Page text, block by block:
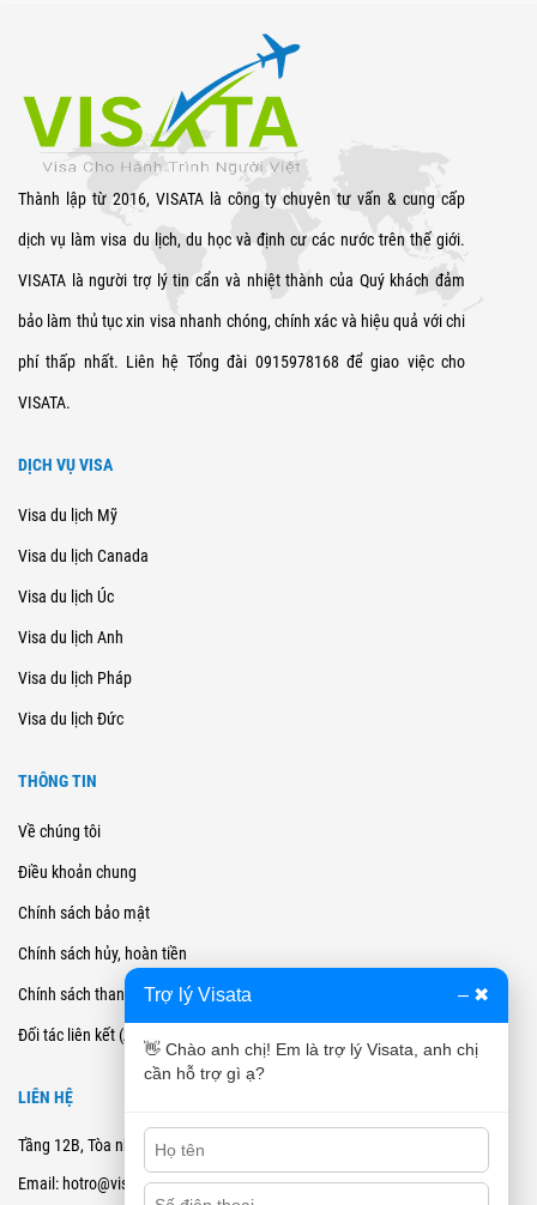
Thành lập từ 2016, VISATA là công ty chuyên tư vấn & cung cấp
dịch vụ làm visa du lịch, du học và định cư các nước trên thế giới.
VISATA là người trợ lý tin cẩn và nhiệt thành của Quý khách đảm
bảo làm thủ tục xin visa nhanh chóng, chính xác và hiệu quả với chi
phí thấp nhất. Liên hệ Tổng đài 0915978168 để giao việc cho
VISATA.
DỊCH VỤ VISA
Visa du lịch Mỹ
Visa du lịch Canada
Visa du lịch Úc
Visa du lịch Anh
Visa du lịch Pháp
Visa du lịch Đức
THÔNG TIN
Về chúng tôi
Điều khoản chung
Chính sách bảo mật
Chính sách hủy, hoàn tiền
Chính sách thanh toán
Đối tác liên kết (Affiliate)
LIÊN HỆ
Tầng 12B, Tòa nhà Cienco4 - 180 Nguyễn Thị Minh Khai, Quận 3, TPHCM
Email: hotro@visata.vn
Trợ lý Visata – ✖
👋 Chào anh chị! Em là trợ lý Visata, anh chị
cần hỗ trợ gì ạ?